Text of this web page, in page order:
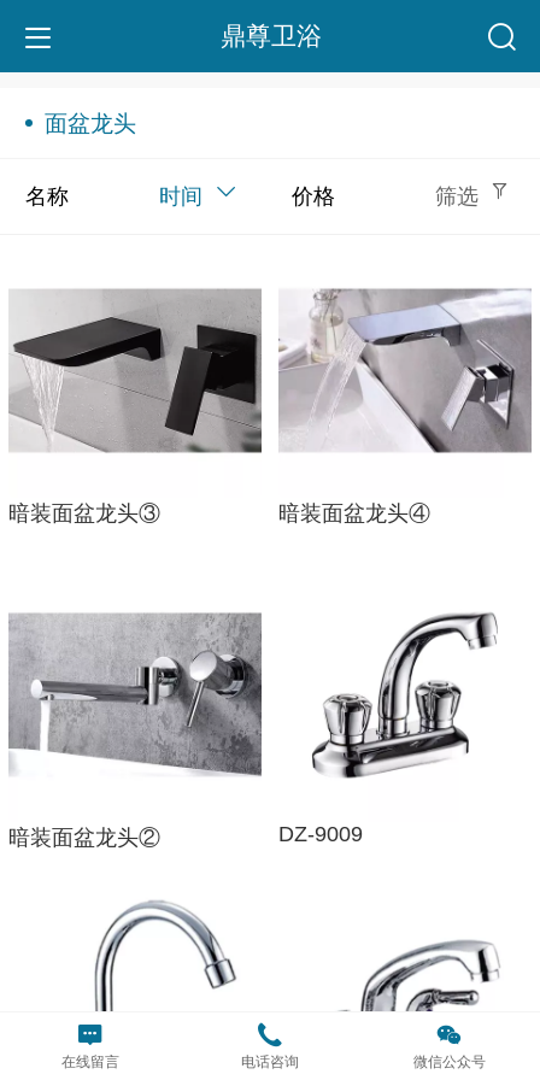
鼎尊卫浴
面盆龙头
名称 时间 价格 筛选
暗装面盆龙头③ 暗装面盆龙头④
暗装面盆龙头② DZ-9009
在线留言 电话咨询 微信公众号